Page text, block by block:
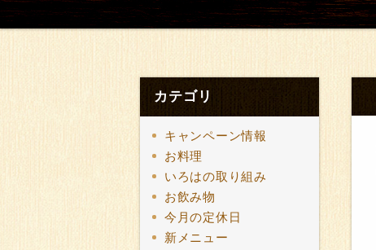
カテゴリ
キャンペーン情報
お料理
いろはの取り組み
お飲み物
今月の定休日
新メニュー